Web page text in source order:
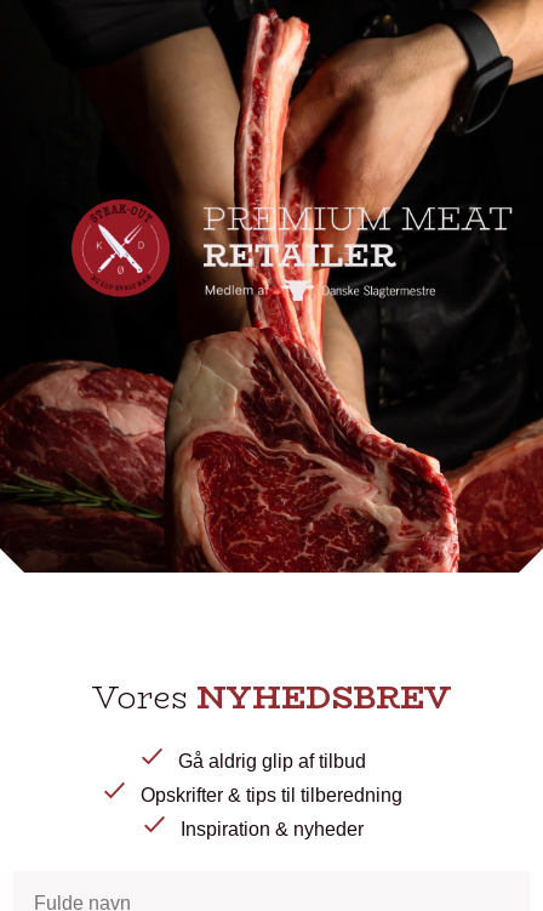
Vores NYHEDSBREV
Gå aldrig glip af tilbud
Opskrifter & tips til tilberedning
Inspiration & nyheder